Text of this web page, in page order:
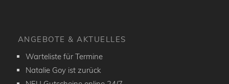
ANGEBOTE & AKTUELLES
Warteliste für Termine
Natalie Goy ist zurück